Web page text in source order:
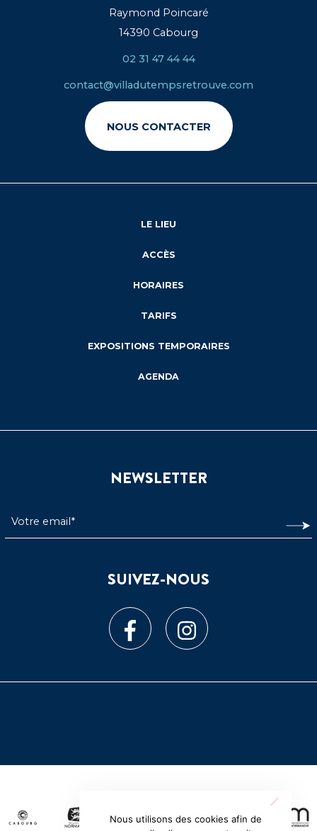
Raymond Poincaré
14390 Cabourg
02 31 47 44 44
contact@villadutempsretrouve.com
NOUS CONTACTER
LE LIEU
ACCÈS
HORAIRES
TARIFS
EXPOSITIONS TEMPORAIRES
AGENDA
NEWSLETTER
SUIVEZ-NOUS
Nous utilisons des cookies afin de